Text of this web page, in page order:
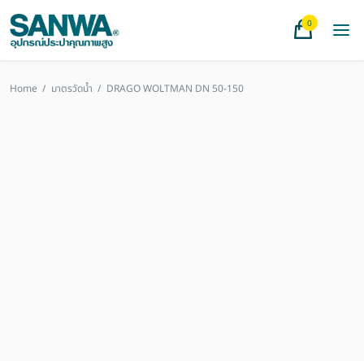
0
Home / มาตรวัดน้ำ / DRAGO WOLTMAN DN 50-150